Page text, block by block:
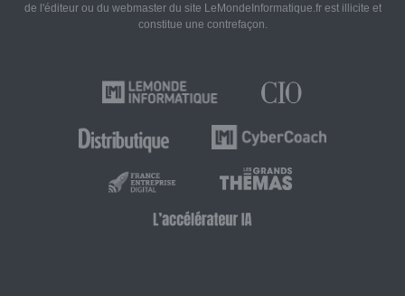
de l'éditeur ou du webmaster du site LeMondeInformatique.fr est illicite et
constitue une contrefaçon.